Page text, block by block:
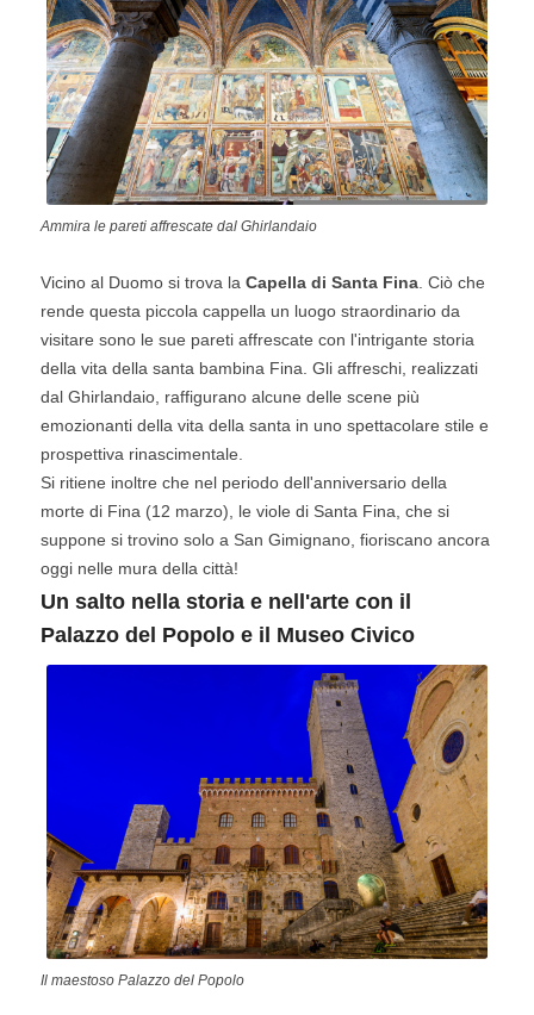
Ammira le pareti affrescate dal Ghirlandaio
Vicino al Duomo si trova laCapella di Santa Fina. Ciò che
rende questa piccola cappella un luogo straordinario da
visitare sono le sue pareti affrescate con l'intrigante storia
della vita della santa bambina Fina. Gli affreschi, realizzati
dal Ghirlandaio, raffigurano alcune delle scene più
emozionanti della vita della santa in uno spettacolare stile e
prospettiva rinascimentale.
Si ritiene inoltre che nel periodo dell'anniversario della
morte di Fina (12 marzo), le viole di Santa Fina, che si
suppone si trovino solo a San Gimignano, fioriscano ancora
oggi nelle mura della città!
Un salto nella storia e nell'arte con il
Palazzo del Popolo e il Museo Civico
Il maestoso Palazzo del Popolo